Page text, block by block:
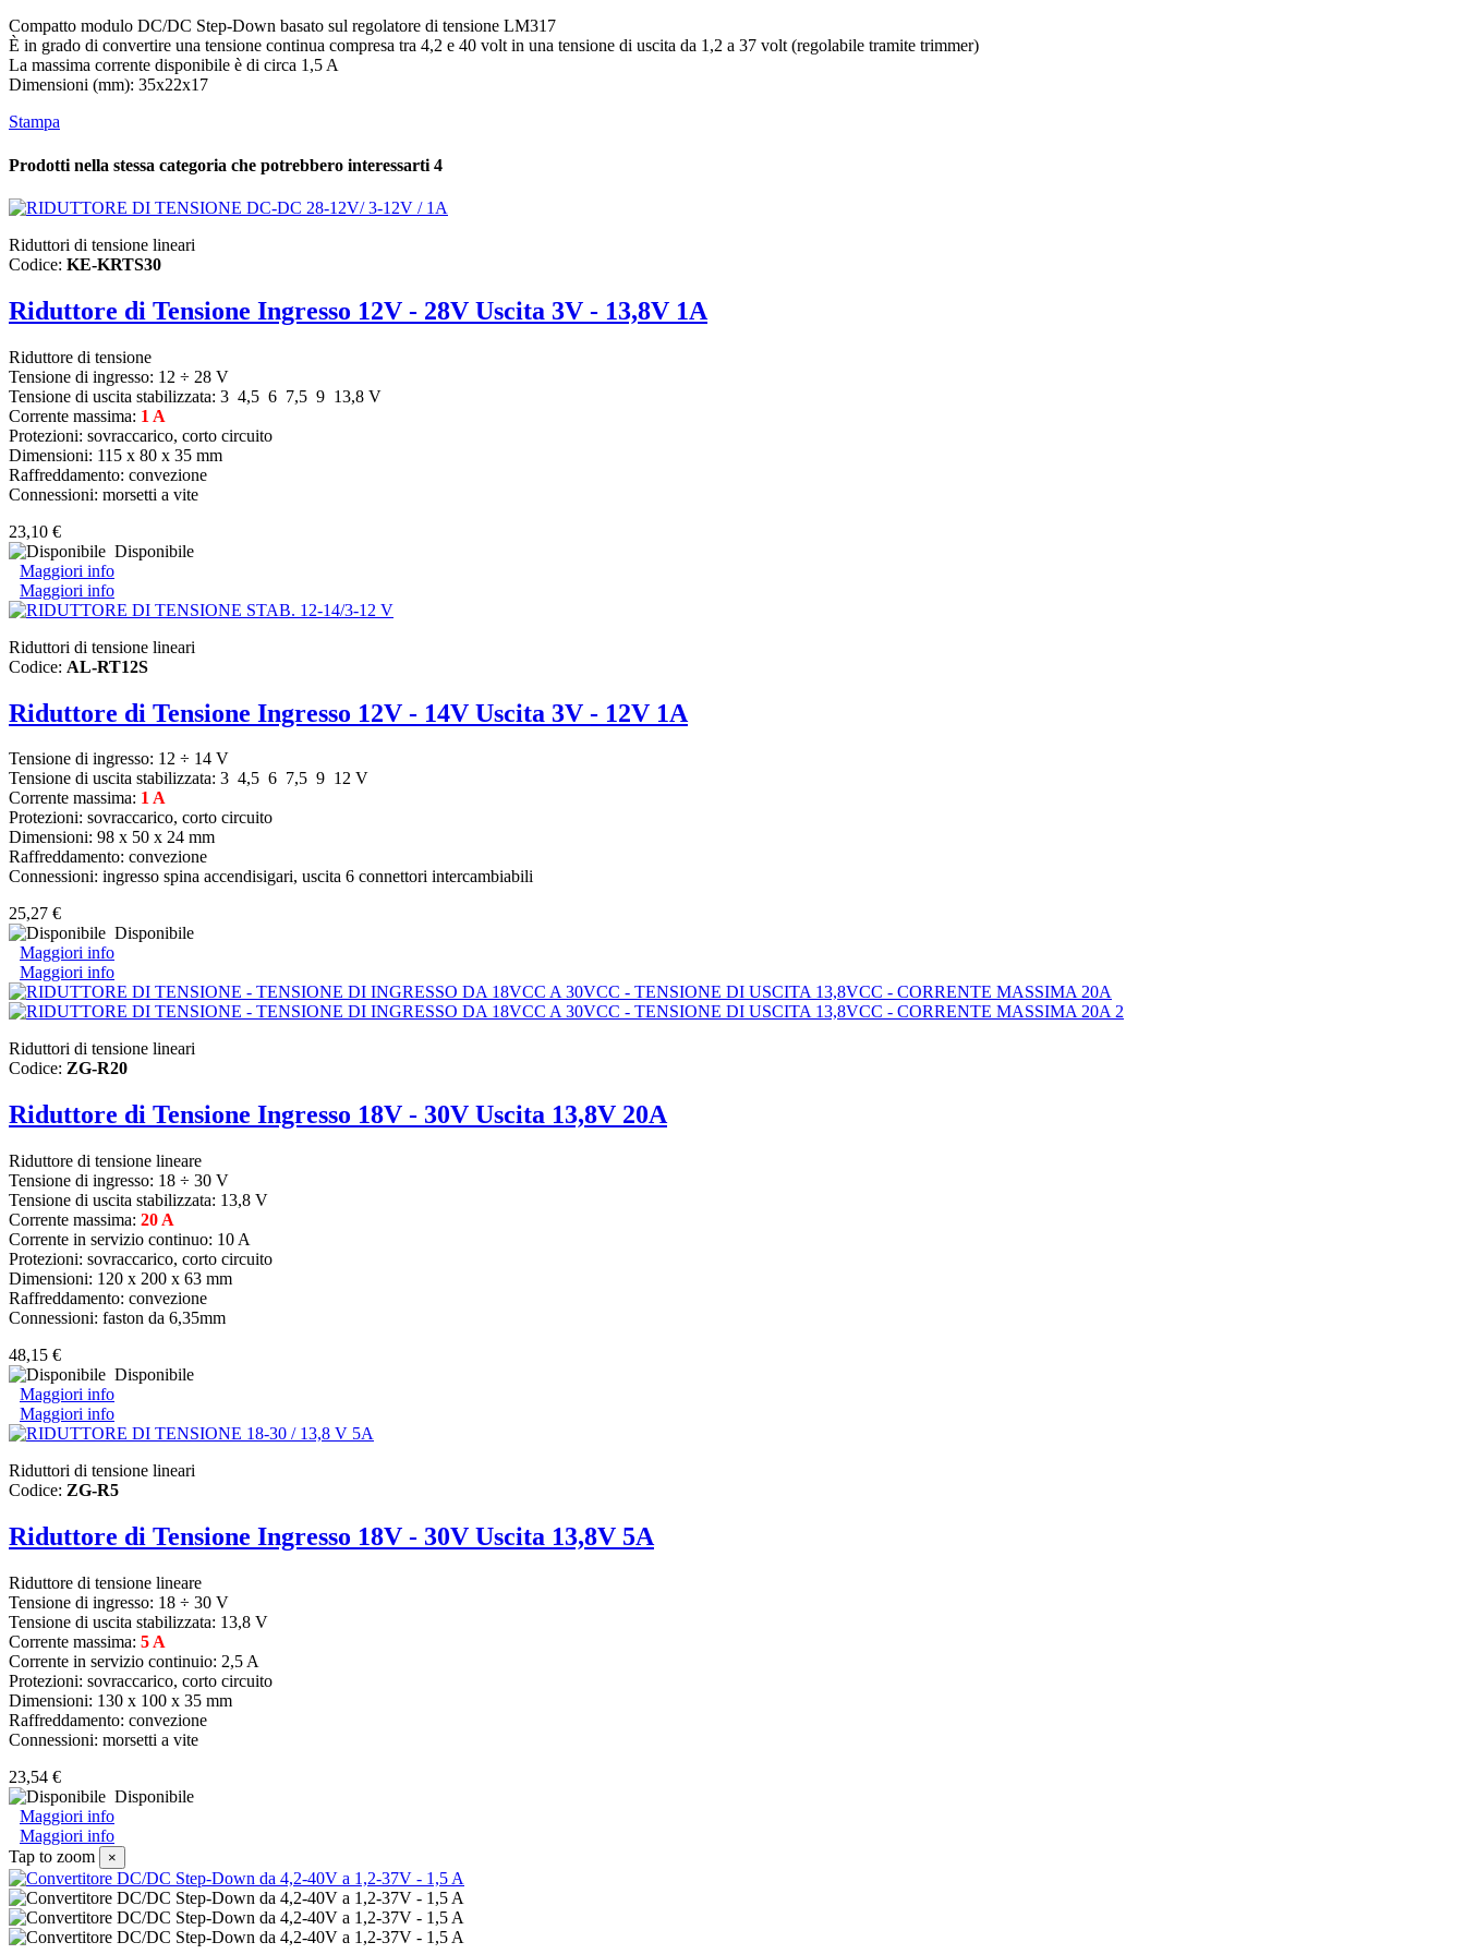
Compatto modulo DC/DC Step-Down basato sul regolatore di tensione LM317
È in grado di convertire una tensione continua compresa tra 4,2 e 40 volt in una tensione di uscita da 1,2 a 37 volt (regolabile tramite trimmer)
La massima corrente disponibile è di circa 1,5 A
Dimensioni (mm): 35x22x17
Stampa
Prodotti nella stessa categoria che potrebbero interessarti 4
Riduttori di tensione lineari
Codice: KE-KRTS30
Riduttore di Tensione Ingresso 12V - 28V Uscita 3V - 13,8V 1A
Riduttore di tensione
Tensione di ingresso: 12 ÷ 28 V
Tensione di uscita stabilizzata: 3 4,5 6 7,5 9 13,8 V
Corrente massima: 1 A
Protezioni: sovraccarico, corto circuito
Dimensioni: 115 x 80 x 35 mm
Raffreddamento: convezione
Connessioni: morsetti a vite
23,10 €
Disponibile
Maggiori info
Maggiori info
Riduttori di tensione lineari
Codice: AL-RT12S
Riduttore di Tensione Ingresso 12V - 14V Uscita 3V - 12V 1A
Tensione di ingresso: 12 ÷ 14 V
Tensione di uscita stabilizzata: 3 4,5 6 7,5 9 12 V
Corrente massima: 1 A
Protezioni: sovraccarico, corto circuito
Dimensioni: 98 x 50 x 24 mm
Raffreddamento: convezione
Connessioni: ingresso spina accendisigari, uscita 6 connettori intercambiabili
25,27 €
Disponibile
Maggiori info
Maggiori info
Riduttori di tensione lineari
Codice: ZG-R20
Riduttore di Tensione Ingresso 18V - 30V Uscita 13,8V 20A
Riduttore di tensione lineare
Tensione di ingresso: 18 ÷ 30 V
Tensione di uscita stabilizzata: 13,8 V
Corrente massima: 20 A
Corrente in servizio continuo: 10 A
Protezioni: sovraccarico, corto circuito
Dimensioni: 120 x 200 x 63 mm
Raffreddamento: convezione
Connessioni: faston da 6,35mm
48,15 €
Disponibile
Maggiori info
Maggiori info
Riduttori di tensione lineari
Codice: ZG-R5
Riduttore di Tensione Ingresso 18V - 30V Uscita 13,8V 5A
Riduttore di tensione lineare
Tensione di ingresso: 18 ÷ 30 V
Tensione di uscita stabilizzata: 13,8 V
Corrente massima: 5 A
Corrente in servizio continuio: 2,5 A
Protezioni: sovraccarico, corto circuito
Dimensioni: 130 x 100 x 35 mm
Raffreddamento: convezione
Connessioni: morsetti a vite
23,54 €
Disponibile
Maggiori info
Maggiori info
Tap to zoom
×